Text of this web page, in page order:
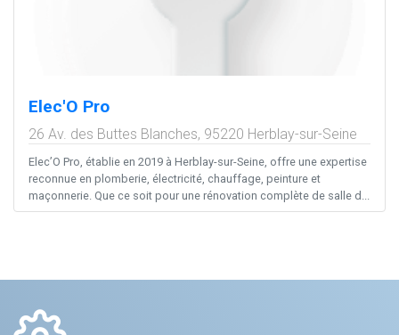
Elec'O Pro
26 Av. des Buttes Blanches, 95220 Herblay-sur-Seine
Elec’O Pro, établie en 2019 à Herblay-sur-Seine, offre une expertise
reconnue en plomberie, électricité, chauffage, peinture et
maçonnerie. Que ce soit pour une rénovation complète de salle d...